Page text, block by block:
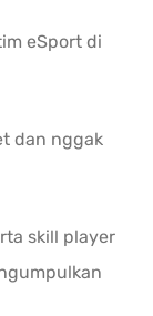
eSport di
dan nggak
skill player